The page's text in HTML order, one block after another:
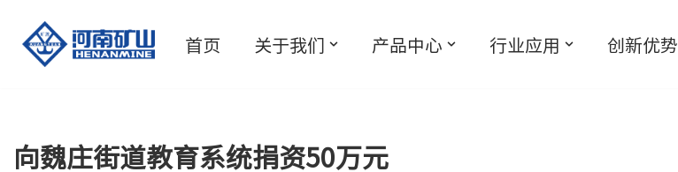
跳
首页 关于我们 产品中心 行业应用 创新优势
向魏庄街道教育系统捐资50万元